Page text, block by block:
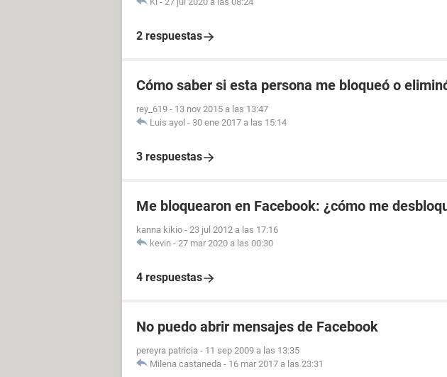
2 respuestas
Cómo saber si esta persona me bloqueó o
rey_619 - 13 nov 2015 a las 13:47
Luis ayol - 30 ene 2017 a las 15:14
3 respuestas
Me bloquearon en Facebook: ¿cómo me
kanna kikio - 23 jul 2012 a las 17:16
kevin - 27 mar 2020 a las 00:30
4 respuestas
No puedo abrir mensajes de Facebook
pereyra patricia - 11 sep 2009 a las 13:35
Milena castaneda - 16 mar 2017 a las 23:31